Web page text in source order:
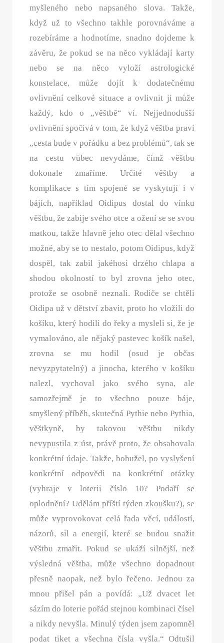
myšleného nebo napsaného slova. Takže,
když už to všechno takhle porovnáváme a
rozebíráme a hodnotíme, snadno dojdeme k
závěru, že pokud se na něco vykládají karty
nebo se na něco vyloží astrologické
konstelace, může dojít k dodatečnému
ovlivnění celkové situace a ovlivnit ji může
každý, kdo o „věštbě“ ví. Nejjednodušší
ovlivnění spočívá v tom, že když věštba praví
„cesta bude v pořádku a bez problémů“, tak se
na cestu vůbec nevydáme, čímž věštbu
dokonale zmaříme. Určité věštby a
komplikace s tím spojené se vyskytují i v
bájích, například Oidipus dostal do vínku
věštbu, že zabije svého otce a ožení se se svou
matkou, takže hlavně jeho otec dělal všechno
možné, aby se to nestalo, potom Oidipus, když
dospěl, tak zabil jakéhosi drzého chlapa a
shodou okolností to byl zrovna jeho otec,
protože se osobně neznali. Rodiče se chtěli
Oidipa už v dětství zbavit, proto ho vložili do
košíku, který hodili do řeky a mysleli si, že je
vymalováno, ale nějaký pastevec košík našel,
zrovna se mu hodil (osud je občas
nevyzpytatelný) a jinocha, kterého v košíku
nalezl, vychoval jako svého syna, ale
samozřejmě je to všechno pouze báje,
smyšlený příběh, skutečná Pythie nebo Pythia,
věštkyně, by takovou věštbu nikdy
nevypustila z úst, právě proto, že obsahovala
konkrétní údaje. Takže, bohužel, po vyslyšení
konkrétní odpovědi na konkrétní otázky
(vyhraje v loterii číslo 10? Podaří se
oplodnění? Udělám příští týden zkoušku?), se
může vyprovokovat celá řada věcí, událostí,
názorů, sil a energií, které se budou snažit
věštbu zmařit. Pokud se ukáží silnější, než
výsledná věštba, může všechno dopadnout
přesně naopak, než bylo řečeno. Jednou za
mnou přišel pán a povídá: „Už dvacet let
sázím do loterie pořád stejnou kombinaci čísel
a nikdy nevyšla. Minulý týden jsem zapomněl
podat tiket a všechna čísla vyšla.“ Odtušil